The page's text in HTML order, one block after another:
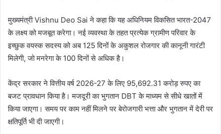
मुख्यमंत्री Vishnu Deo Sai ने कहा कि यह अधिनियम विकसित भारत-2047
के लक्ष्य को मजबूत करेगा। नई व्यवस्था के तहत प्रत्येक ग्रामीण परिवार के
इच्छुक वयस्क सदस्य को अब 125 दिनों के अकुशल रोजगार की कानूनी गारंटी
मिलेगी, जो मनरेगा के 100 दिनों से अधिक है।
केंद्र सरकार ने वित्तीय वर्ष 2026-27 के लिए 95,692.31 करोड़ रुपए का
बजट प्रावधान किया है। मजदूरी का भुगतान DBT के माध्यम से सीधे खातों में
किया जाएगा। समय पर काम नहीं मिलने पर बेरोजगारी भत्ता और भुगतान में देरी पर
क्षतिपूर्ति भी दी जाएगी।